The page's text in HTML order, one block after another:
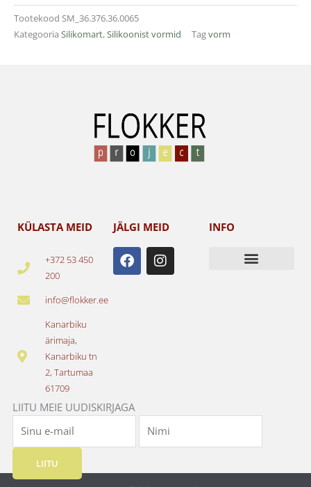
Tootekood SM_36.376.36.0065
Kategooria Silikomart,Silikoonist vormid Tagvorm
KÜLASTA MEID
+372 53 450
200
info@flokker.ee
Kanarbiku
ärimaja,
Kanarbiku tn
2, Tartumaa
61709
JÄLGI MEID
F
a
c
I
n
s
INFO
LIITU MEIE UUDISKIRJAGA
LIITU